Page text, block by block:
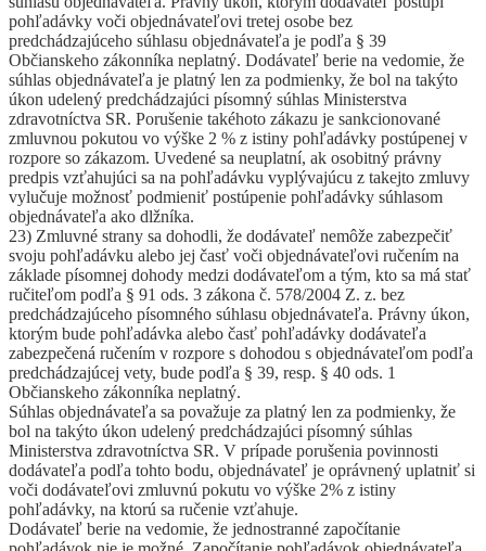
pohľadávky voči objednávateľovi tretej osobe bez
predchádzajúceho súhlasu objednávateľa je podľa § 39
Občianskeho zákonníka neplatný. Dodávateľ berie na vedomie, že
súhlas objednávateľa je platný len za podmienky, že bol na takýto
úkon udelený predchádzajúci písomný súhlas Ministerstva
zdravotníctva SR. Porušenie takéhoto zákazu je sankcionované
zmluvnou pokutou vo výške 2 % z istiny pohľadávky postúpenej v
rozpore so zákazom. Uvedené sa neuplatní, ak osobitný právny
predpis vzťahujúci sa na pohľadávku vyplývajúcu z takejto zmluvy
vylučuje možnosť podmieniť postúpenie pohľadávky súhlasom
objednávateľa ako dlžníka.
23) Zmluvné strany sa dohodli, že dodávateľ nemôže zabezpečiť
svoju pohľadávku alebo jej časť voči objednávateľovi ručením na
základe písomnej dohody medzi dodávateľom a tým, kto sa má stať
ručiteľom podľa § 91 ods. 3 zákona č. 578/2004 Z. z. bez
predchádzajúceho písomného súhlasu objednávateľa. Právny úkon,
ktorým bude pohľadávka alebo časť pohľadávky dodávateľa
zabezpečená ručením v rozpore s dohodou s objednávateľom podľa
predchádzajúcej vety, bude podľa § 39, resp. § 40 ods. 1
Občianskeho zákonníka neplatný.
Súhlas objednávateľa sa považuje za platný len za podmienky, že
bol na takýto úkon udelený predchádzajúci písomný súhlas
Ministerstva zdravotníctva SR. V prípade porušenia povinnosti
dodávateľa podľa tohto bodu, objednávateľ je oprávnený uplatniť si
voči dodávateľovi zmluvnú pokutu vo výške 2% z istiny
pohľadávky, na ktorú sa ručenie vzťahuje.
Dodávateľ berie na vedomie, že jednostranné započítanie